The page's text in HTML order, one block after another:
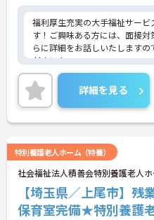
福利厚生充実の大手福祉サービ
す！ご興味ある方には、面接対
らに詳細をお話しいたしますの
ださい！
詳細を見る
特別養護老人ホーム（特養）
社会福祉法人積善会特別養護老人
【埼玉県／上尾市】
保育室完備★特別養護